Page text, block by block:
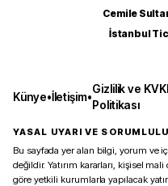
Cemile
İstanbul
Künye•İletişim•
Gizlilik ve
Politikası
YASAL UYARI VE
Bu sayfada yer alan bilgi, yorum ve
değildir. Yatırım kararları, kişisel
göre yetkili kurumlarla yapılacak